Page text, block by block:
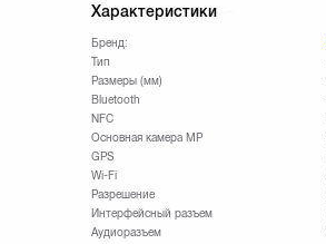
Характеристики
Бренд:
Тип
Размеры (мм)
Bluetooth
NFC
Основная камера МР
GPS
Wi-Fi
Разрешение
Интерфейсный разъем
Аудиоразъем